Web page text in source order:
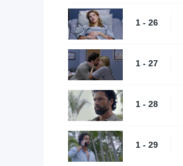
1 - 26
1 - 27
1 - 28
1 - 29